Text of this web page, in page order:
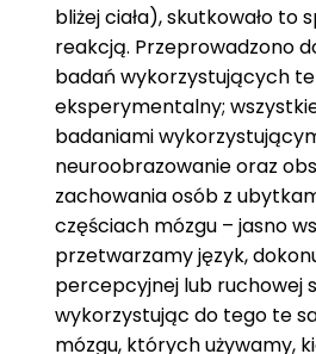
bliżej ciała), skutkowało to
reakcją. Przeprowadzono
badań wykorzystujących
eksperymentalny;
badaniami
neuroobrazowanie oraz
zachowania osób z
częściach mózgu – jasno
przetwarzamy język,
percepcyjnej lub ruchowej
wykorzystując do tego te
mózgu, których używamy,